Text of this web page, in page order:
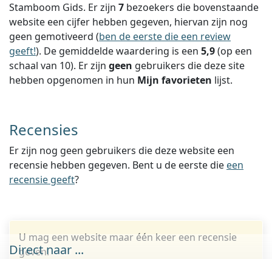
Stamboom Gids. Er zijn 7 bezoekers die bovenstaande
website een cijfer hebben gegeven, hiervan zijn nog
geen gemotiveerd (ben de eerste die een review
geeft!). De gemiddelde waardering is een 5,9(op een
schaal van 10). Er zijn geen gebruikers die deze site
hebben opgenomen in hun Mijn favorieten lijst.
Recensies
Er zijn nog geen gebruikers die deze website een
recensie hebben gegeven. Bent u de eerste die een
recensie geeft?
U mag een website maar één keer een recensie
geven.
Direct naar ...